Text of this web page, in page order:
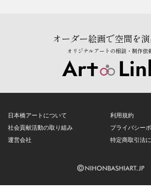
オーダー絵画で空間を演
オリジナルアートの相談・制作依
日本橋アートについて
社会貢献活動の取り組み
運営会社
利用規約
プライバシー
特定商取引法